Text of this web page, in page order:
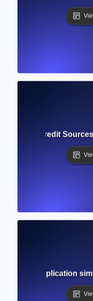
How to Credit
? Explication